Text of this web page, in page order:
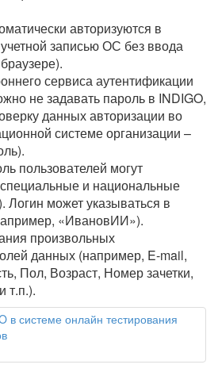
авторизуются в
записью ОС без ввода
сервиса аутентификации
не задавать пароль в INDIGO,
данных авторизации во
системе организации –
пользователей могут
и национальные
может указываться в
«ИвановИИ»).
произвольных
данных (например, E-mail,
Пол, Возраст, Номер зачетки,
т.п.).